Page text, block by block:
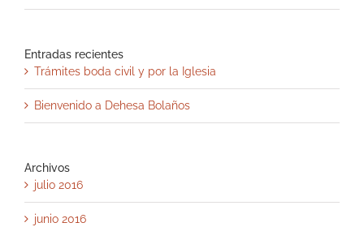
Entradas recientes
Trámites boda civil y por la Iglesia
Bienvenido a Dehesa Bolaños
Archivos
julio 2016
junio 2016